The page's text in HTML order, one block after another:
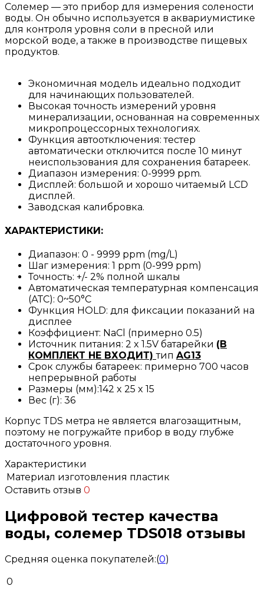
Солемер — это прибор для измерения солености
воды. Он обычно используется в аквариумистике
для контроля уровня соли в пресной или
морской воде, а также в производстве пищевых
продуктов.
Экономичная модель идеально подходит
для начинающих пользователей.
Высокая точность измерений уровня
минерализации, основанная на современных
микропроцессорных технологиях.
Функция автоотключения: тестер
автоматически отключится после 10 минут
неиспользования для сохранения батареек.
Диапазон измерения: 0-9999 ppm.
Дисплей: большой и хорошо читаемый LCD
дисплей.
Заводская калибровка.
ХАРАКТЕРИСТИКИ:
Диапазон: 0 - 9999 ppm (mg/L)
Шаг измерения: 1 ppm (0-999 ppm)
Точность: +/- 2% полной шкалы
Автоматическая температурная компенсация
(АТС): 0~50°C
Функция HOLD: для фиксации показаний на
дисплее
Коэффициент: NaCl (примерно 0.5)
Источник питания: 2 x 1.5V батарейки (В
КОМПЛЕКТ НЕ ВХОДИТ)тип AG13
Срок службы батареек: примерно 700 часов
непрерывной работы
Размеры (мм):142 x 25 x 15
Вес (г): 36
Корпус TDS метра не является влагозащитным,
поэтому не погружайте прибор в воду глубже
достаточного уровня.
Характеристики
Материал изготовления пластик
Оставить отзыв 0
Цифровой тестер качества
воды, солемер TDS018 отзывы
Средняя оценка покупателей:(0)
0